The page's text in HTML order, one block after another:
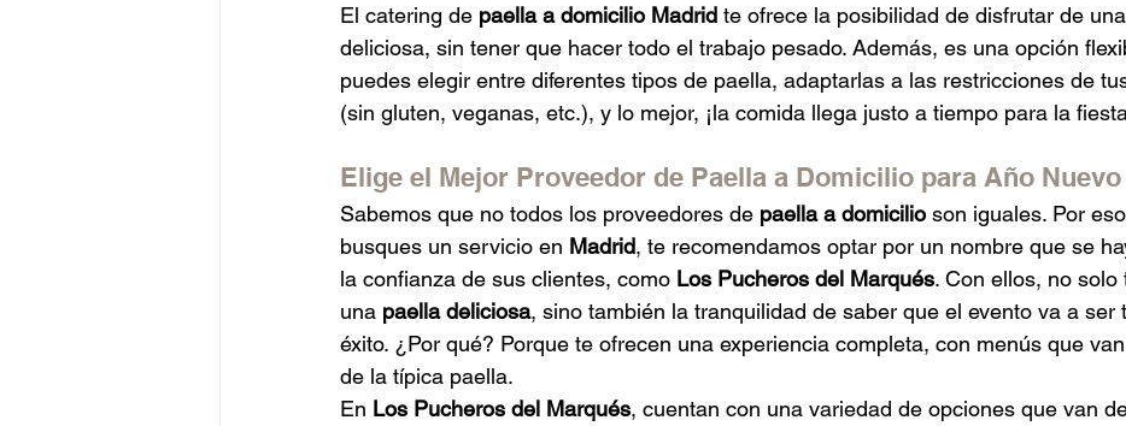
El catering de paella a domicilio Madrid te ofrece la posibilidad de disfrutar de
deliciosa, sin tener que hacer todo el trabajo pesado. Además, es una opción
puedes elegir entre diferentes tipos de paella, adaptarlas a las restricciones de
(sin gluten, veganas, etc.), y lo mejor, ¡la comida llega justo a tiempo para la
Elige el Mejor Proveedor de Paella a Domicilio para Año Nuevo
Sabemos que no todos los proveedores de paella a domicilio son iguales. Por
busques un servicio en Madrid, te recomendamos optar por un nombre que se
la confianza de sus clientes, como Los Pucheros del Marqués. Con ellos, no solo
una paella deliciosa, sino también la tranquilidad de saber que el evento va a ser
éxito. ¿Por qué? Porque te ofrecen una experiencia completa, con menús que
de la típica paella.
En Los Pucheros del Marqués, cuentan con una variedad de opciones que van